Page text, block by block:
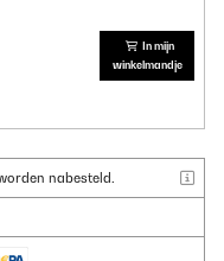
In mijn
winkelmandje
nabesteld.